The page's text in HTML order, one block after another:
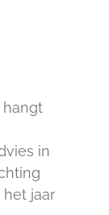
in
jaar